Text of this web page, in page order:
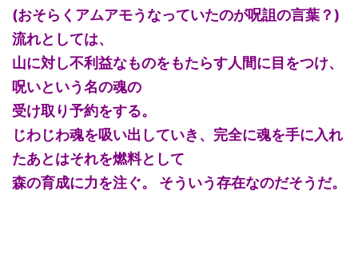
(おそらくアムアモうなっていたのが呪詛の言葉？)
流れとしては、
山に対し不利益なものをもたらす人間に目をつけ、
呪いという名の魂の
受け取り予約をする。
じわじわ魂を吸い出していき、完全に魂を手に入れ
たあとはそれを燃料として
森の育成に力を注ぐ。 そういう存在なのだそうだ。